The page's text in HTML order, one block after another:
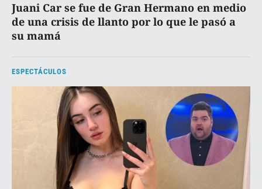
Juani Car se fue de Gran Hermano en medio
de una crisis de llanto por lo que le pasó a
su mamá
ESPECTÁCULOS